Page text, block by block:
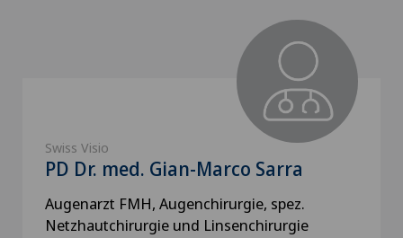
Swiss Visio
PD Dr. med. Gian-Marco Sarra
Augenarzt FMH, Augenchirurgie, spez.
Netzhautchirurgie und Linsenchirurgie